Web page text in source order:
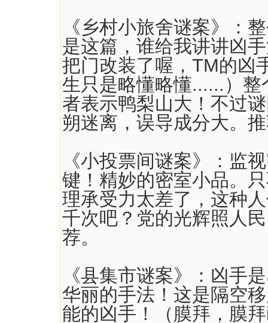
《乡村小旅舍谜案》：
是这篇，谁给我讲讲凶
把门改装了喔，TM的凶
生只是略懂略懂......）
者表示鸭梨山大！不过
朔迷离，误导成分大。
《小投票间谜案》：监
键！精妙的密室小品。
理承受力太差了，这种
千次吧？党的光辉照人
荐。
《县集市谜案》：凶手
华丽的手法！这是隔空
能的凶手！（膜拜，膜